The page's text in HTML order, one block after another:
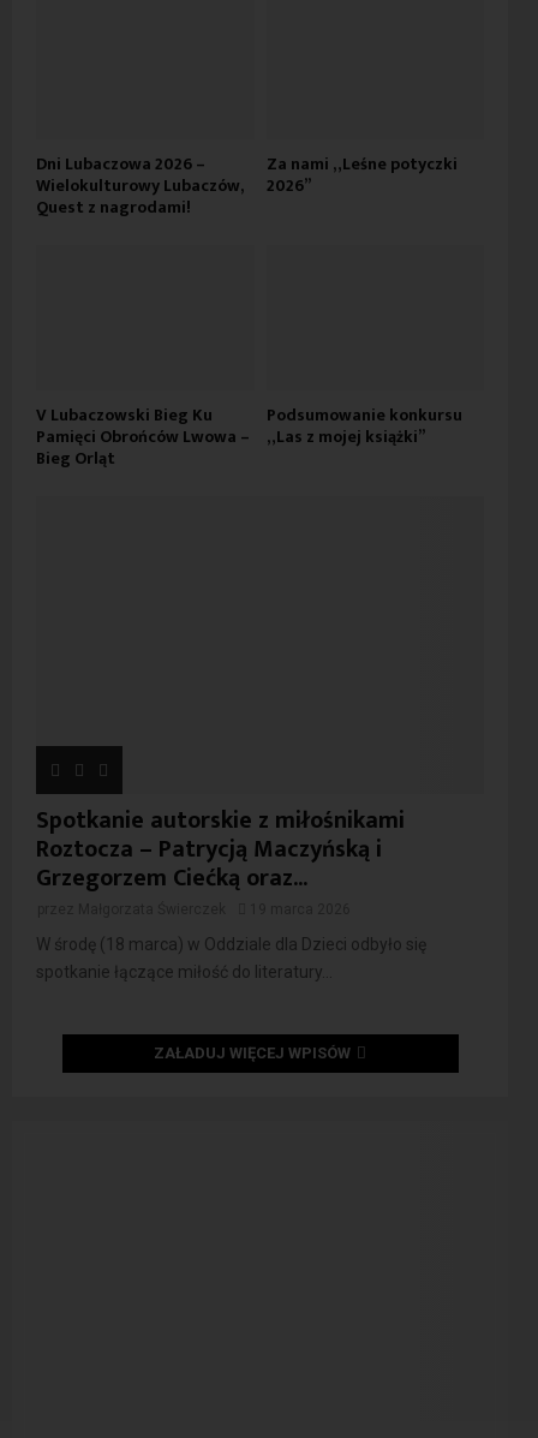
Dni Lubaczowa 2026 –
Wielokulturowy Lubaczów,
Quest z nagrodami!
Za nami „Leśne potyczki
2026”
V Lubaczowski Bieg Ku
Pamięci Obrońców Lwowa –
Bieg Orląt
Podsumowanie konkursu
„Las z mojej książki”
Spotkanie autorskie z miłośnikami
Roztocza – Patrycją Maczyńską i
Grzegorzem Ciećką oraz...
W środę (18 marca) w Oddziale dla Dzieci odbyło się
spotkanie łączące miłość do literatury...
ZAŁADUJ WIĘCEJ WPISÓW